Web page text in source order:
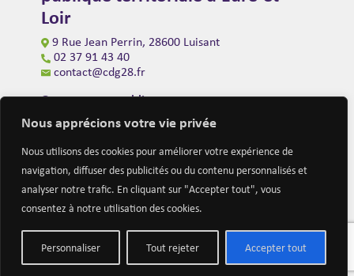
Nous apprécions votre vie privée
Nous utilisons des cookies pour améliorer votre expérience de
navigation, diffuser des publicités ou du contenu personnalisés et
analyser notre trafic. En cliquant sur "Accepter tout", vous
consentez à notre utilisation des cookies.
Personnaliser Tout rejeter Accepter tout
Loir
9 Rue Jean Perrin, 28600 Luisant
02 37 91 43 40
contact@cdg28.fr
Ouverture au public
du lundi au vendredi de 9h00 à 12h00
et de 14h00 à 16h30
(fermeture à 16h00 le vendredi)
Mentions légales Nous contacter Actualités